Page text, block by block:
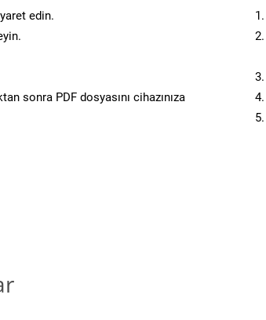
edin.
sonra PDF dosyasını cihazınıza